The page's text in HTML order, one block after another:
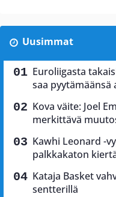
Uusimmat
Euroliigasta
saa pyytämäänsä
Kova väite: Joel
merkittävä
Kawhi Leonard -
palkkakaton
Kataja Basket
sentterillä